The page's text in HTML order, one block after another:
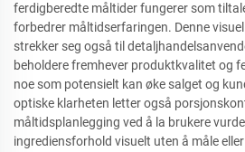
ferdigberedte måltider fungerer som
forbedrer måltidserfaringen. Denne
strekker seg også til
beholdere fremhever produktkvalitet og
noe som potensielt kan øke salget og
optiske klarheten letter også
måltidsplanlegging ved å la brukere
ingrediensforhold visuelt uten å måle